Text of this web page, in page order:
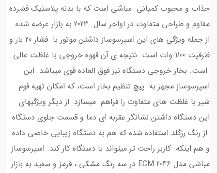
جذاب و محبوب کمپانی مباشی است که با بدنه پلاستیک فشرده
مقاوم و طراحی متفاوت در اواخر سال 2023 به بازار عرضه شده.
از جمله ویژگی های این اسپرسوساز داشتن موتور با فشار 20 بار و
ظرفیت 1100 وات است. نتیجه ی آن قهوه خروجی با غلظت عالی
است. بخار خروجی دستگاه نیز فوق العاده قوی میباشد. این
اسپرسوساز مجهز به پیچ تنظیم بخار است، که امکان تهیه فوم
شیر با غلظت های متفاوت را فراهم میسازد. از دیگر ویژگیهای
این دستگاه داشتن نشانگر عقربه ای دما و قسمت جلوی دستگاه
از رنگ رزگلد استفاده شده که هم به دستگاه زیبایی خاصی داده
و هم اینکه کاربر راحت تر میتواند با دستگاه کار کند. اسپرسوساز
مباشی مدل ECM 2046 در سه رنگ مشکی ، قرمز و سفید به بازار